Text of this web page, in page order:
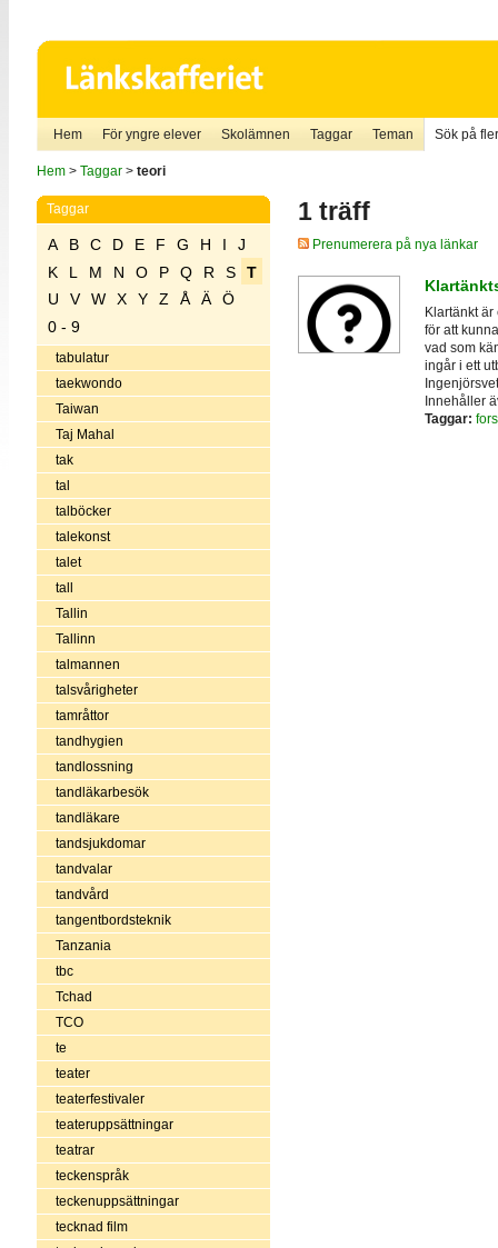
Hem För yngre elever Skolämnen Taggar Teman Sök på
Hem> Taggar> teori
Taggar
A B C D E F G H I
J
K
L M N O P Q R S
T
U
V W X Y Z Å Ä
Ö
0 - 9
tabulatur
taekwondo
Taiwan
Taj Mahal
tak
tal
talböcker
talekonst
talet
tall
Tallin
Tallinn
talmannen
talsvårigheter
tamråttor
tandhygien
tandlossning
tandläkarbesök
tandläkare
tandsjukdomar
tandvalar
tandvård
tangentbordsteknik
Tanzania
tbc
Tchad
TCO
te
teater
teaterfestivaler
teateruppsättningar
teatrar
teckenspråk
teckenuppsättningar
tecknad film
1 träff
Prenumerera på nya länkar
Klartänkt är
för att
vad som
ingår i ett
Innehåller
Taggar: